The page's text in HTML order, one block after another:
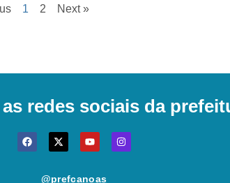
1 2 Next »
redes sociais da
@prefcanoas